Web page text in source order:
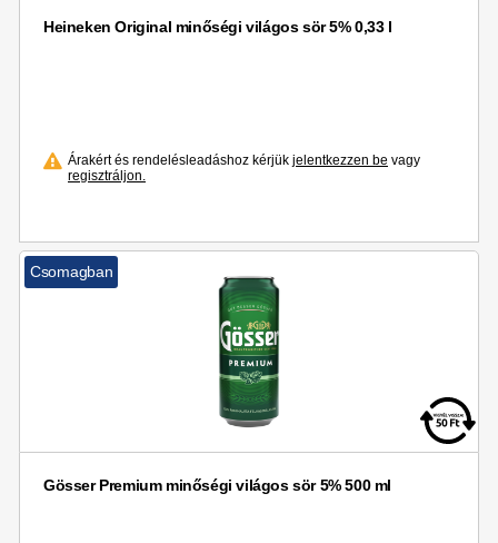
Heineken Original minőségi világos sör 5% 0,33 l
Árakért és rendelésleadáshoz kérjük jelentkezzen be vagy
regisztráljon.
Csomagban
Gösser Premium minőségi világos sör 5% 500 ml